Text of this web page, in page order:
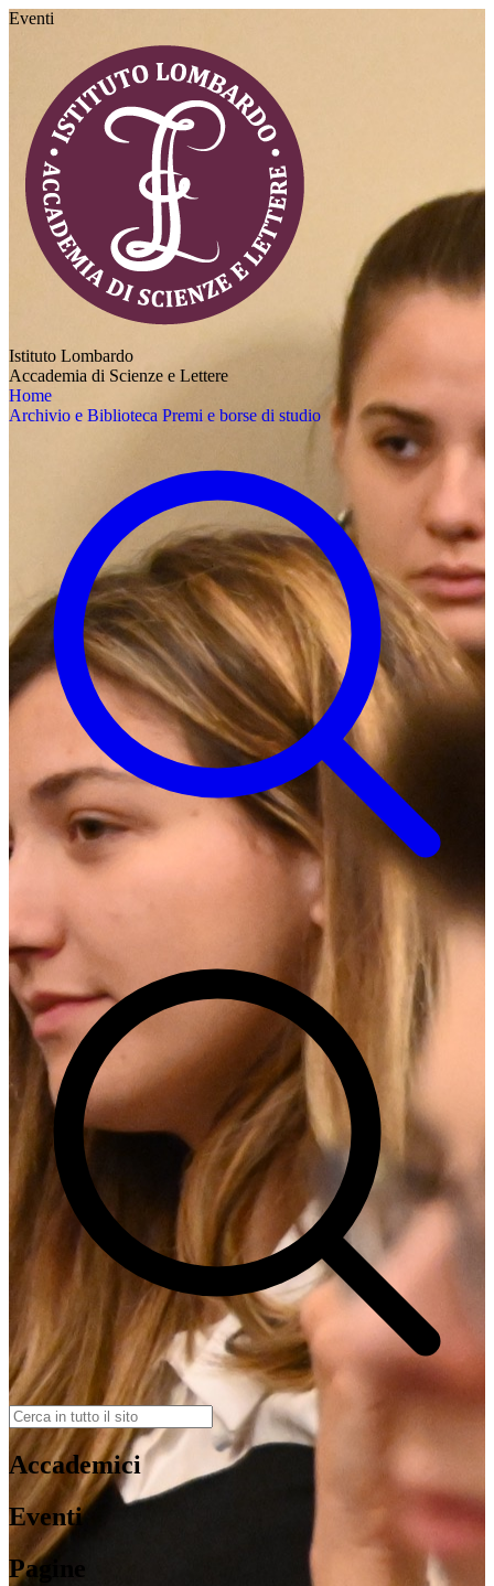
Eventi
Istituto Lombardo
Accademia di Scienze e Lettere
Home
Archivio e Biblioteca Premi e borse di studio
Accademici
Eventi
Pagine